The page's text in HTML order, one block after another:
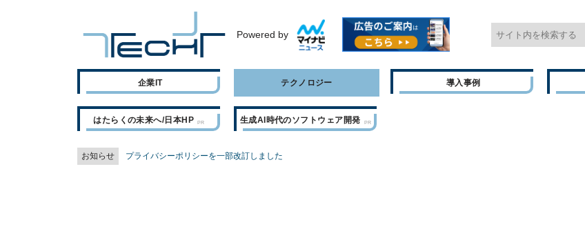
Powered by
企業IT テクノロジー 導入事例
はたらくの未来へ/日本HP 生成AI時代のソフトウェア開発
お知らせ プライバシーポリシーを一部改訂しました